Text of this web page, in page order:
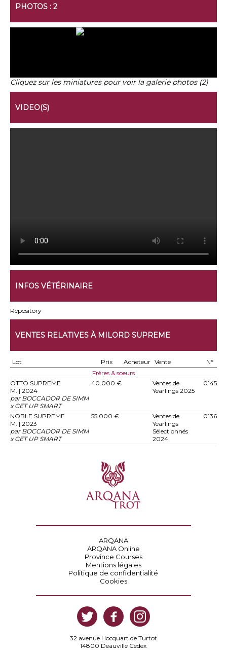
PHOTOS : 2
Cliquez sur les miniatures pour voir la galerie photos (2)
VIDEO(S)
INFOS VÉTÉRINAIRE
Repository
VENTES RELATIVES À MILORD SUPREME
Lot Prix Acheteur Vente
N°
Frères & soeurs
OTTO SUPREME
M. | 2024
par BOCCADOR DE SIMM
x GET UP SMART
40.000 €
Ventes de
Yearlings 2025
0145
NOBLE SUPREME
M. | 2023
par BOCCADOR DE SIMM
x GET UP SMART
55.000 €
Ventes de
Yearlings
Sélectionnés
2024
0136
ARQANA
ARQANA Online
Province Courses
Mentions légales
Politique de confidentialité
Cookies
32 avenue Hocquart de Turtot
14800 Deauville Cedex